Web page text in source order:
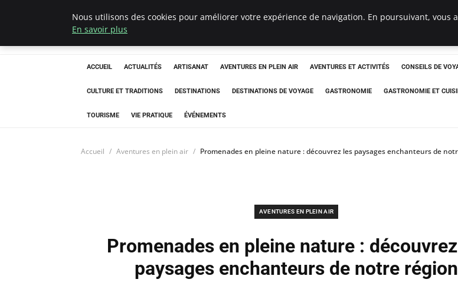
Correze Co
ACCUEIL ACTUALITÉS ARTISANAT AVENTURES EN PLEIN AIR AVENTURES ET ACTIVITÉS CONSEILS DE
CULTURE ET TRADITIONS DESTINATIONS DESTINATIONS DE VOYAGE GASTRONOMIE GASTRONOMIE ET
TOURISME VIE PRATIQUE ÉVÉNEMENTS
Accueil Aventures en plein air Promenades en pleine nature : découvrez les paysages enchanteurs de
AVENTURES EN PLEIN AIR
Promenades en pleine nature :
paysages enchanteurs de notre région
Nous utilisons des cookies pour améliorer votre expérience de navigation. En poursuivant,
En savoir plus